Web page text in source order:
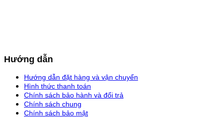
Hướng dẫn
Hướng dẫn đặt hàng và vận chuyển
Hình thức thanh toán
Chính sách bảo hành và đổi trả
Chính sách chung
Chính sách bảo mật